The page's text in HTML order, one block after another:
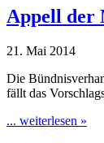
Appell der
21. Mai 2014
Die
fällt das
... weiterlesen »